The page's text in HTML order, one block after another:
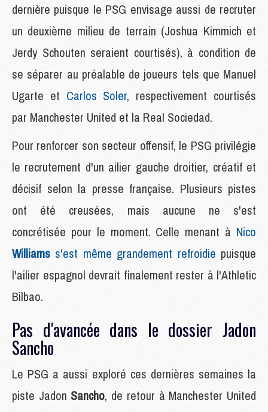
dernière puisque le PSG envisage aussi de recruter
un deuxième milieu de terrain (Joshua Kimmich et
Jerdy Schouten seraient courtisés), à condition de
se séparer au préalable de joueurs tels que Manuel
Ugarte et Carlos Soler, respectivement courtisés
par Manchester United et la Real Sociedad.
Pour renforcer son secteur offensif, le PSG privilégie
le recrutement d'un ailier gauche droitier, créatif et
décisif selon la presse française. Plusieurs pistes
ont été creusées, mais aucune ne s'est
concrétisée pour le moment. Celle menant à Nico
Williams s'est même grandement refroidie puisque
l'ailier espagnol devrait finalement rester à l'Athletic
Bilbao.
Pas d'avancée dans le dossier Jadon
Sancho
Le PSG a aussi exploré ces dernières semaines la
piste Jadon Sancho, de retour à Manchester United